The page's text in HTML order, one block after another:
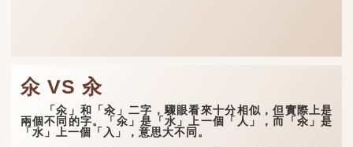
氽 VS 汆
「氽」和「汆」二字，驟眼看來十分相似，但實際上是
兩個不同的字。「氽」是「水」上一個「人」，而「汆」是
「水」上一個「入」，意思大不同。